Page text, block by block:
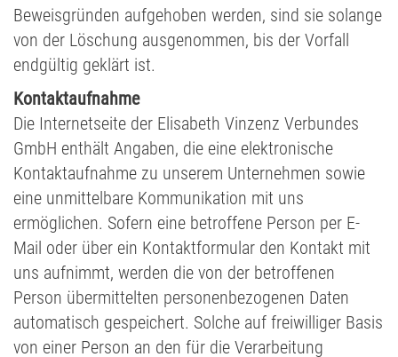
Beweisgründen aufgehoben werden, sind sie solange
von der Löschung ausgenommen, bis der Vorfall
endgültig geklärt ist.
Kontaktaufnahme
Die Internetseite der Elisabeth Vinzenz Verbundes
GmbH enthält Angaben, die eine elektronische
Kontaktaufnahme zu unserem Unternehmen sowie
eine unmittelbare Kommunikation mit uns
ermöglichen. Sofern eine betroffene Person per E-
Mail oder über ein Kontaktformular den Kontakt mit
uns aufnimmt, werden die von der betroffenen
Person übermittelten personenbezogenen Daten
automatisch gespeichert. Solche auf freiwilliger Basis
von einer Person an den für die Verarbeitung